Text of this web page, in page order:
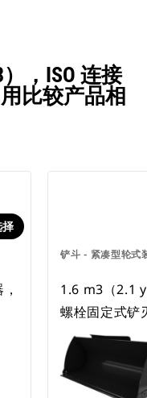
，ISO 连接
比较产品相
择
铲斗 - 紧凑型轮式
1.6 m3（2.1
螺栓固定式铲